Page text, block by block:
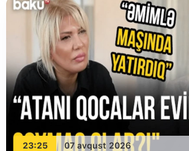
23:25 07 avqust 2026